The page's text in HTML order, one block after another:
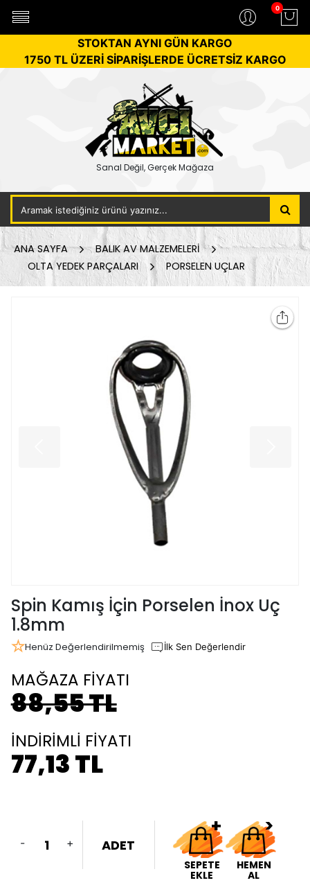
0
STOKTAN AYNI GÜN KARGO
1750 TL ÜZERİ SİPARİŞLERDE ÜCRETSİZ KARGO
Sanal Değil, Gerçek Mağaza
ANA SAYFA
BALIK AV MALZEMELERİ
OLTA YEDEK PARÇALARI
PORSELEN UÇLAR
Spin Kamış İçin Porselen İnox Uç
1.8mm
Henüz Değerlendirilmemiş İlk Sen Değerlendir
MAĞAZA FİYATI
88,55 TL
İNDİRİMLİ FİYATI
77,13 TL
- + ADET
SEPETE
EKLE
HEMEN
AL